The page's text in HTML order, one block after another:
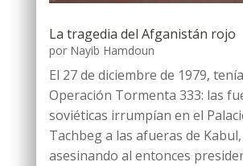
La tragedia del Afganistán rojo
por Nayib Hamdoun
El 27 de diciembre de 1979,
Operación Tormenta 333: las
soviéticas irrumpían en el
Tachbeg a las afueras de Kabul,
asesinando al entonces